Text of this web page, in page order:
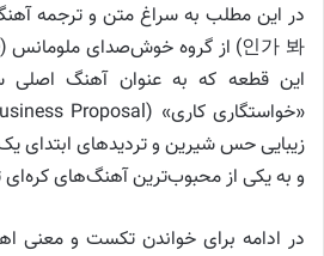
این قطعه که به عنوان آهنگ اصلی
زیبایی حس شیرین و تردیدهای ابتدای
و به یکی از محبوب‌ترین آهنگ‌های